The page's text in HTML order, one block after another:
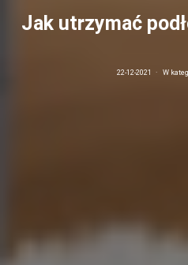
Jak utrzymać
22-12-2021 · W